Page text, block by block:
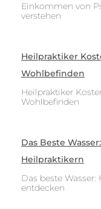
Einkommen von
verstehen
Heilpraktiker
Wohlbefinden
Heilpraktiker
Wohlbefinden
Das Beste
Heilpraktikern
Das beste
entdecken